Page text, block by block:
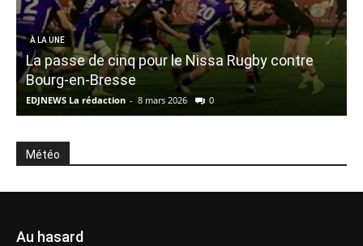
À LA UNE
La passe de cinq pour le Nissa Rugby contre
Bourg-en-Bresse
EDJNEWS La rédaction - 8 mars 2026 0
Météo
Au hasard